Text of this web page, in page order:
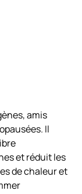
amis
Il
et réduit les
de chaleur et